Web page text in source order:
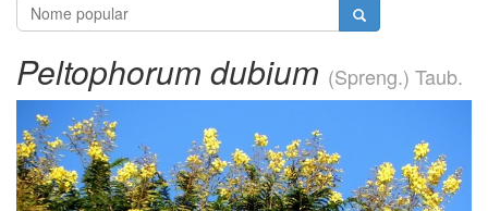
Peltophorum dubium (Spreng.) Taub.